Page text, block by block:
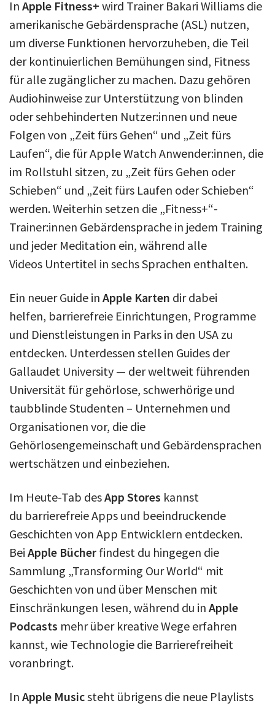
In Apple Fitness+ wird Trainer Bakari Williams die
amerikanische Gebärdensprache (ASL) nutzen,
um diverse Funktionen hervorzuheben, die Teil
der kontinuierlichen Bemühungen sind, Fitness
für alle zugänglicher zu machen. Dazu gehören
Audiohinweise zur Unterstützung von blinden
oder sehbehinderten Nutzer:innen und neue
Folgen von „Zeit fürs Gehen“ und „Zeit fürs
Laufen“, die für Apple Watch Anwender:innen, die
im Rollstuhl sitzen, zu „Zeit fürs Gehen oder
Schieben“ und „Zeit fürs Laufen oder Schieben“
werden. Weiterhin setzen die „Fitness+“-
Trainer:innen Gebärdensprache in jedem Training
und jeder Meditation ein, während alle
Videos Untertitel in sechs Sprachen enthalten.
Ein neuer Guide in Apple Karten dir dabei
helfen, barrierefreie Einrichtungen, Programme
und Dienstleistungen in Parks in den USA zu
entdecken. Unterdessen stellen Guides der
Gallaudet University — der weltweit führenden
Universität für gehörlose, schwerhörige und
taubblinde Studenten – Unternehmen und
Organisationen vor, die die
Gehörlosengemeinschaft und Gebärdensprachen
wertschätzen und einbeziehen.
Im Heute-Tab desApp Stores kannst
du barrierefreie Apps und beeindruckende
Geschichten von App Entwicklern entdecken.
Bei Apple Bücher findest du hingegen die
Sammlung „Transforming Our World“ mit
Geschichten von und über Menschen mit
Einschränkungen lesen, während du in Apple
Podcasts mehr über kreative Wege erfahren
kannst, wie Technologie die Barrierefreiheit
voranbringt.
In Apple Musicsteht übrigens die neue Playlists